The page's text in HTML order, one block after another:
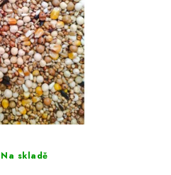
Na skladě